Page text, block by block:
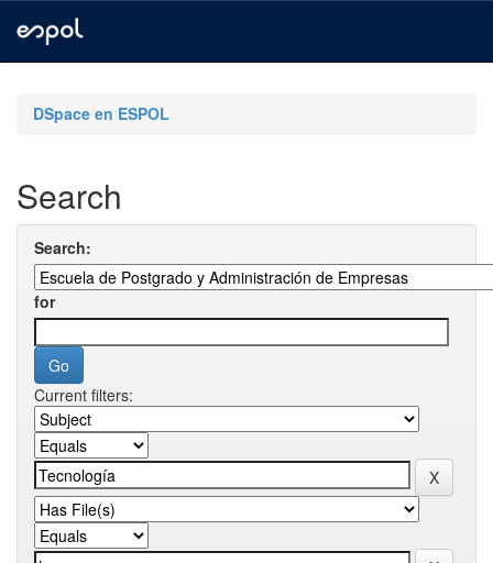
navigationDSpace en ESPOL
Search
Search:
for
Current filters: